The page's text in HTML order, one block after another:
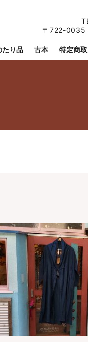
たり品 古本 特定商
〒722-0035